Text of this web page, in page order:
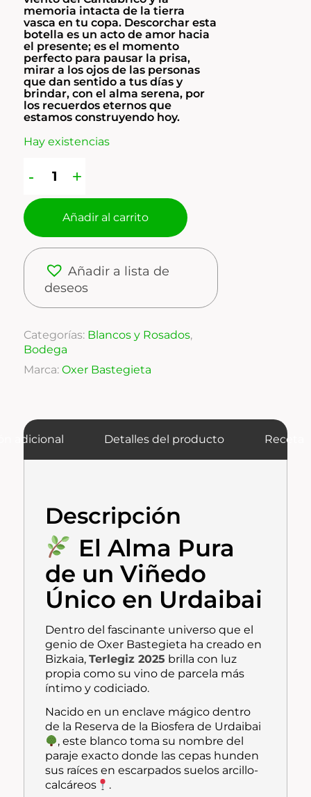
memoria intacta de la tierra
vasca en tu copa. Descorchar esta
botella es un acto de amor hacia
el presente; es el momento
perfecto para pausar la prisa,
mirar a los ojos de las personas
que dan sentido a tus días y
brindar, con el alma serena, por
los recuerdos eternos que
estamos construyendo hoy.
Hay existencias
Añadir al carrito
Añadir a lista de
deseos
Categorías: Blancos y Rosados,
Bodega
Marca: Oxer Bastegieta
adicional Detalles del producto Receta
Descripción
El Alma Pura
de un Viñedo
Único en Urdaibai
Dentro del fascinante universo que el
genio de Oxer Bastegieta ha creado en
Bizkaia,Terlegiz 2025 brilla con luz
propia como su vino de parcela más
íntimo y codiciado.
Nacido en un enclave mágico dentro
de la Reserva de la Biosfera de Urdaibai
, este blanco toma su nombre del
paraje exacto donde las cepas hunden
sus raíces en escarpados suelos arcillo-
calcáreos
.